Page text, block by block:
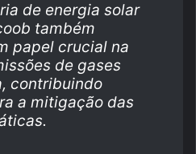
de energia solar
também
papel crucial na
de gases
contribuindo
a mitigação das